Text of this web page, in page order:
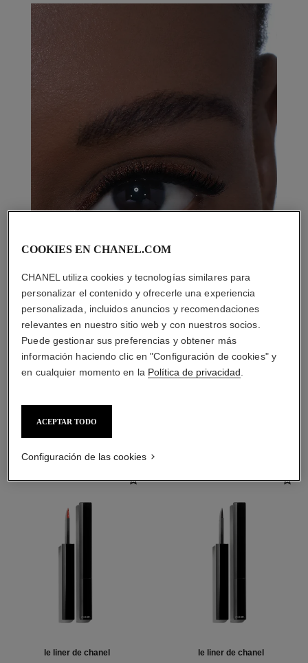
LA COMBINACIÓN PERFECTA
le liner de chanel le liner de chanel
COOKIES EN CHANEL.COM
CHANEL utiliza cookies y tecnologías similares para
personalizar el contenido y ofrecerle una experiencia
personalizada, incluidos anuncios y recomendaciones
relevantes en nuestro sitio web y con nuestros socios.
Puede gestionar sus preferencias y obtener más
información haciendo clic en "Configuración de cookies" y
en cualquier momento en la Política de privacidad
ACEPTAR TODO
Configuración de las cookies